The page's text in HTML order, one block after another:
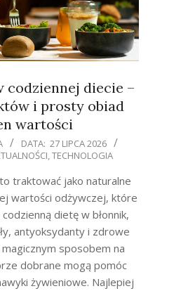
codziennej diecie –
i prosty obiad
wartości
DATA: 27 LIPCA 2026
,TECHNOLOGIA
traktować jako naturalne
wartości odżywczej, które
dietę w błonnik,
antyoksydanty i zdrowe
magicznym sposobem na
dobrane mogą pomóc
żywieniowe. Najlepiej